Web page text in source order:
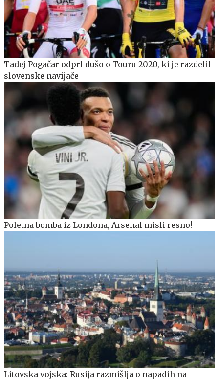
Tadej Pogačar odprl dušo o Touru 2020, ki je razdelil
slovenske navijače
Poletna bomba iz Londona, Arsenal misli resno!
Litovska vojska: Rusija razmišlja o napadih na